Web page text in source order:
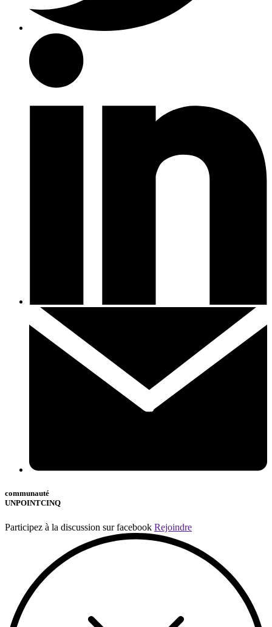
communauté
UNPOINTCINQ
Participez à la discussion sur facebook Rejoindre